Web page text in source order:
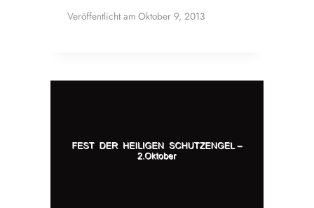
Veröffentlicht am Oktober 9, 2013